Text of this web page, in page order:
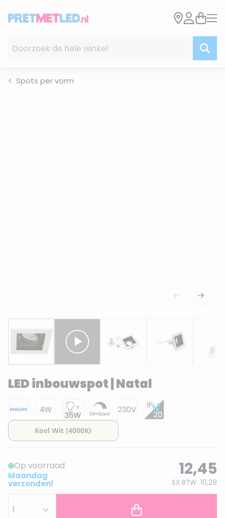
Spots per vorm
LED inbouwspot | Natal
Op voorraad
Maandag
verzonden!
12,45
EX BTW 10,29